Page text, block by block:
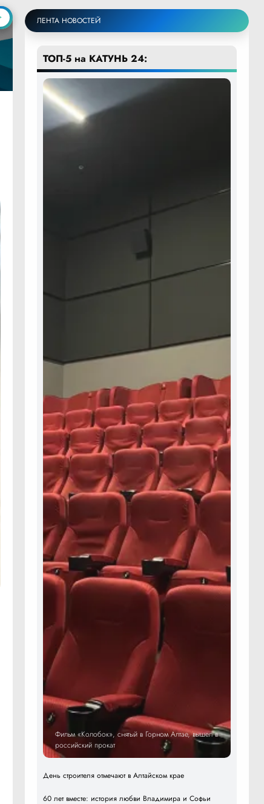
ЛЕНТА НОВОСТЕЙ
ТОП-5 на КАТУНЬ 24:
Фильм «Колобок», снятый в Горном Алтае, вышел в
российский прокат
День строителя отмечают в Алтайском крае
60 лет вместе: история любви Владимира и Софьи